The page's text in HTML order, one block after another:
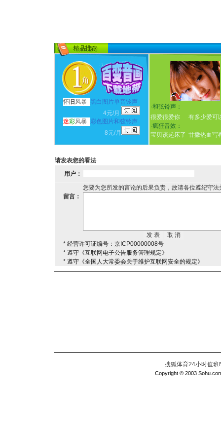
怀 旧 风暴
黑白图片单音铃声
4元/月
迷彩风暴 彩色图片和弦铃声
8元/月
·和弦铃声：
很爱很爱你
有多少爱可
·疯狂音效：
宝贝该起床了 甘撒热血写
请发表您的看法
用户：
您要为您所发的言论的后果负责，故请各位遵纪守
留言：
* 经营许可证编号：京ICP00000008号
* 遵守《互联网电子公告服务管理规定》
* 遵守《全国人大常委会关于维护互联网安全的规定》
搜狐体育24小时值
Copyright © 2003